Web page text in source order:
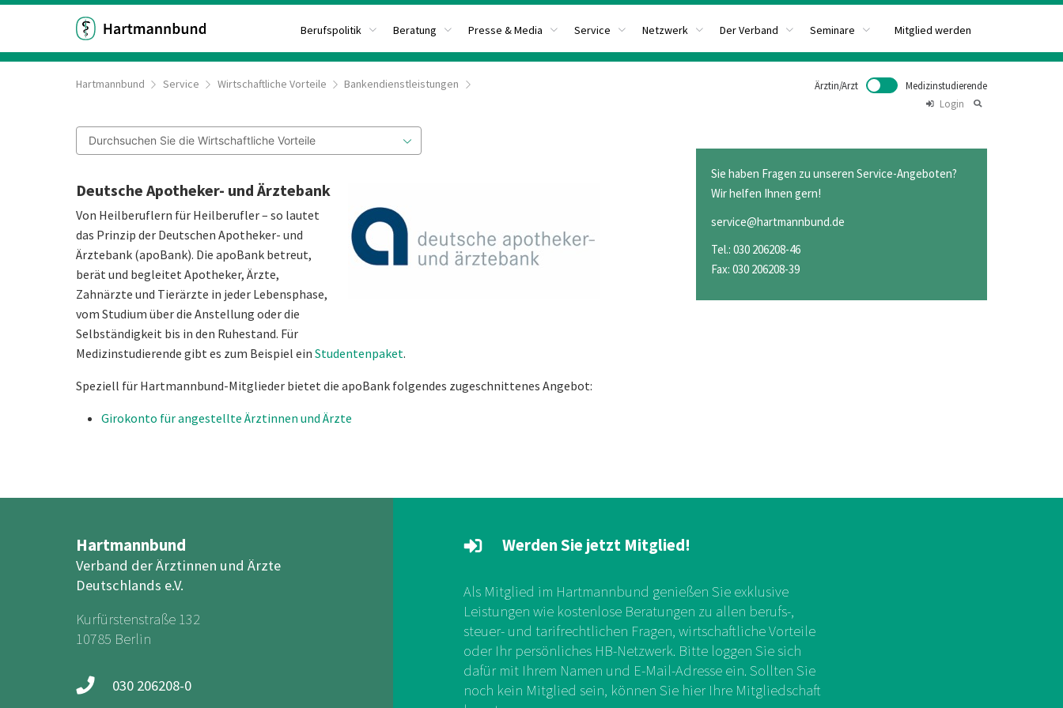
Berufspolitik Beratung Presse & Media Service Netzwerk Der Verband Seminare Mitglied werden
Hartmannbund Service Wirtschaftliche Vorteile Bankendienstleistungen Ärztin/Arzt
Medizinstudierende
Login
Deutsche Apotheker- und Ärztebank
Von Heilberuflern für Heilberufler – so lautet
das Prinzip der Deutschen Apotheker- und
Ärztebank (apoBank). Die apoBank betreut,
berät und begleitet Apotheker, Ärzte,
Zahnärzte und Tierärzte in jeder Lebensphase,
vom Studium über die Anstellung oder die
Selbständigkeit bis in den Ruhestand. Für
Medizinstudierende gibt es zum Beispiel ein Studentenpaket.
Speziell für Hartmannbund-Mitglieder bietet die apoBank folgendes zugeschnittenes Angebot:
Girokonto für angestellte Ärztinnen und Ärzte
Sie haben Fragen zu unseren Service-Angeboten?
Wir helfen Ihnen gern!
service@hartmannbund.de
Tel.: 030 206208-46
Fax: 030 206208-39
Hartmannbund
Verband der Ärztinnen und Ärzte
Deutschlands e.V.
Kurfürstenstraße 132
10785 Berlin
030 206208-0
Werden Sie jetzt Mitglied!
Als Mitglied im Hartmannbund genießen Sie exklusive
Leistungen wie kostenlose Beratungen zu allen berufs-,
steuer- und tarifrechtlichen Fragen, wirtschaftliche Vorteile
oder Ihr persönliches HB-Netzwerk. Bitte loggen Sie sich
dafür mit Ihrem Namen und E-Mail-Adresse ein. Sollten Sie
noch kein Mitglied sein, können Sie hier Ihre Mitgliedschaft